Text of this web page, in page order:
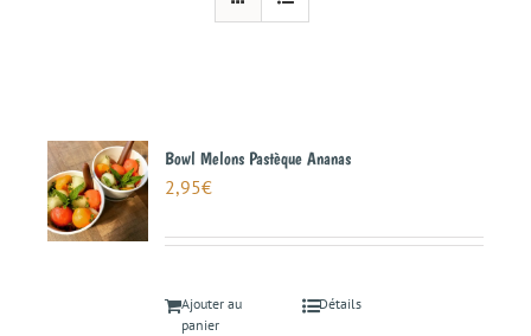
Bowl Melons Pastèque Ananas
2,95€
Ajouter au
panier
Détails